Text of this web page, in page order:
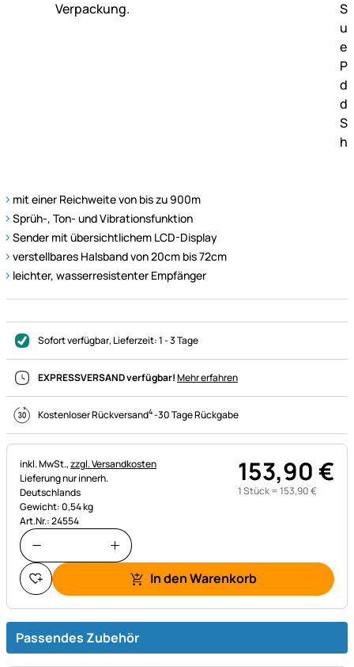
mit einer Reichweite von bis zu 900m
Sprüh-, Ton- und Vibrationsfunktion
Sender mit übersichtlichem LCD-Display
verstellbares Halsband von 20cm bis 72cm
leichter, wasserresistenter Empfänger
Sofort verfügbar, Lieferzeit:1 - 3 Tage
EXPRESSVERSAND verfügbar!Mehr erfahren
Kostenloser Rückversand4-30 Tage Rückgabe
Steuerhinweis:
inkl. MwSt.,zzgl. Versandkosten
Lieferung nur innerh.
Deutschlands
Gewicht: 0,54 kg
Art.Nr.: 24554
153,90€
1 Stück =153,90€
In den Warenkorb
Passendes Zubehör